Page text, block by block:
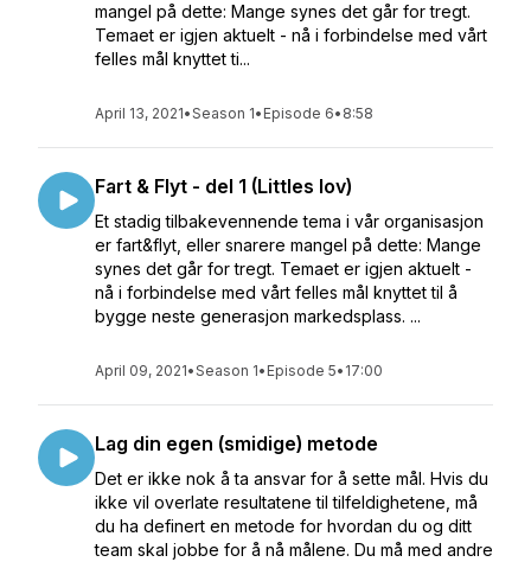
mangel på dette: Mange synes det går for tregt.
Temaet er igjen aktuelt - nå i forbindelse med vårt
felles mål knyttet ti...
April 13, 2021•Season 1• Episode 6• 8:58
Fart & Flyt - del 1 (Littles lov)
Et stadig tilbakevennende tema i vår organisasjon
er fart&flyt, eller snarere mangel på dette: Mange
synes det går for tregt. Temaet er igjen aktuelt -
nå i forbindelse med vårt felles mål knyttet til å
bygge neste generasjon markedsplass. ...
April 09, 2021•Season 1• Episode 5• 17:00
Lag din egen (smidige) metode
Det er ikke nok å ta ansvar for å sette mål. Hvis du
ikke vil overlate resultatene til tilfeldighetene, må
du ha definert en metode for hvordan du og ditt
team skal jobbe for å nå målene. Du må med andre